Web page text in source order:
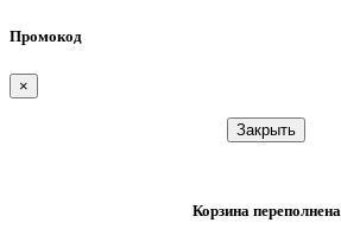
Промокод
×
Закрыть
Корзина переполнена